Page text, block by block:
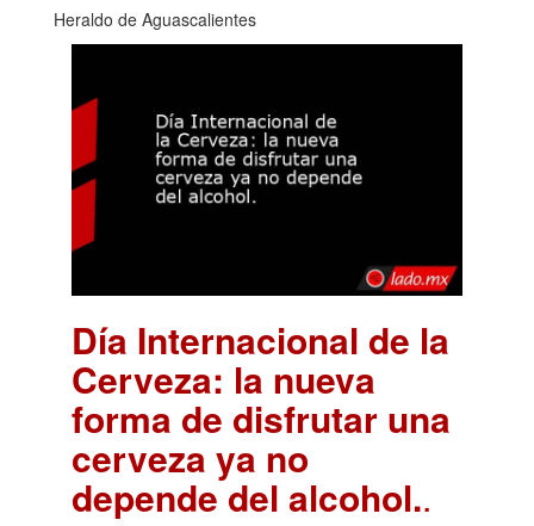
Heraldo de Aguascalientes
Día Internacional de la
Cerveza: la nueva
forma de disfrutar una
cerveza ya no
depende del alcohol..